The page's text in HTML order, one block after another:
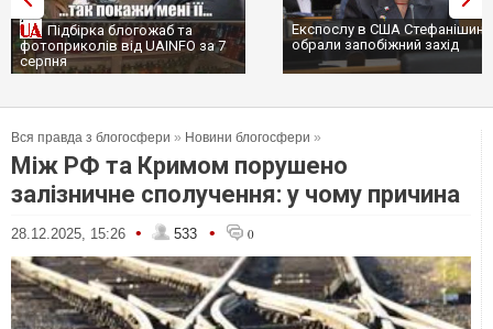
Підбірка блогожаб та
фотоприколів від UAINFO за 7
серпня
Експослу в США
обрали запобіжний захід
Вся правда з блогосфери » Новини блогосфери »
Між РФ та Кримом порушено
залізничне сполучення: у чому причина
28.12.2025, 15:26 • 533 • 0